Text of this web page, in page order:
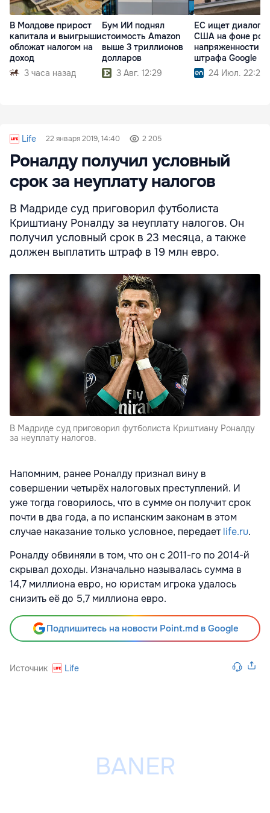
В Молдове прирост
капитала и выигрыши
обложат налогом на
доход
3 часа назад
Бум ИИ поднял
стоимость Amazon
выше 3 триллионов
долларов
3 Авг. 12:29
ЕС ищет диалог с
США на фоне
напряженности
штрафа Google
24 Июл. 22:25
Life 22 января 2019, 14:40 2 205
Роналду получил условный
срок за неуплату налогов
В Мадриде суд приговорил футболиста
Криштиану Роналду за неуплату налогов. Он
получил условный срок в 23 месяца, а также
должен выплатить штраф в 19 млн евро.
В Мадриде суд приговорил футболиста Криштиану Роналду
за неуплату налогов.
Напомним, ранее Роналду признал вину в
совершении четырёх налоговых преступлений. И
уже тогда говорилось, что в сумме он получит срок
почти в два года, а по испанским законам в этом
случае наказание только условное, передаетlife.ru.
Роналду обвиняли в том, что он с 2011-го по 2014-й
скрывал доходы. Изначально называлась сумма в
14,7 миллиона евро, но юристам игрока удалось
снизить её до 5,7 миллиона евро.
Подпишитесь на новости Point.md в Google
Источник Life